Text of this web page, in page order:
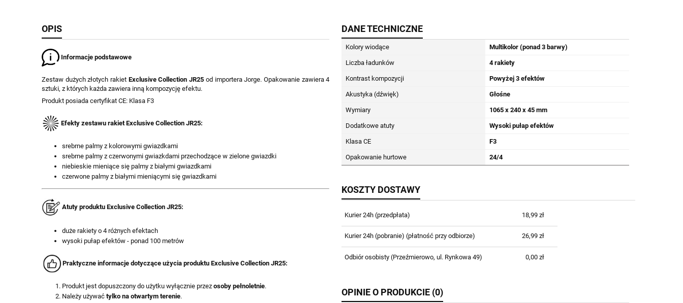
OPIS
Informacje podstawowe
Zestaw dużych złotych rakiet Exclusive Collection JR25 od importera Jorge. Opakowanie zawiera 4
sztuki, z których każda zawiera inną kompozycję efektu.
Produkt posiada certyfikat CE: Klasa F3
Efekty zestawu rakiet Exclusive Collection JR25:
srebrne palmy z kolorowymi gwiazdkami
srebrne palmy z czerwonymi gwiazkdami przechodzące w zielone gwiazdki
niebieskie mieniące się palmy z białymi gwiazdkami
czerwone palmy z białymi mieniącymi się gwiazdkami
Atuty produktu Exclusive Collection JR25:
duże rakiety o 4 różnych efektach
wysoki pułap efektów - ponad 100 metrów
Praktyczne informacje dotyczące użycia produktu Exclusive Collection JR25:
Produkt jest dopuszczony do użytku wyłącznie przez osoby pełnoletnie.
Należy używać tylko na otwartym terenie.
DANE TECHNICZNE
Kolory wiodące Multikolor (ponad 3 barwy)
Liczba ładunków 4 rakiety
Kontrast kompozycji Powyżej 3 efektów
Akustyka (dźwięk) Głośne
Wymiary 1065 x 240 x 45 mm
Dodatkowe atuty Wysoki pułap efektów
Klasa CE F3
Opakowanie hurtowe 24/4
KOSZTY DOSTAWY
Kurier 24h (przedpłata) 18,99 zł
Kurier 24h (pobranie) (płatność przy odbiorze) 26,99 zł
Odbiór osobisty (Przeźmierowo, ul. Rynkowa 49) 0,00 zł
OPINIE O PRODUKCIE (0)